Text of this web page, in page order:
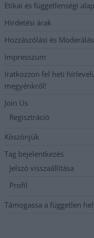
Etikai és függetlenségi
Hirdetési árak
Hozzászólási és
Impresszum
Iratkozzon fel heti
megyénkről!
Join Us
Regisztráció
Köszönjük
Tag bejelentkezés
Jelszó visszaállítása
Profil
Támogassa a független